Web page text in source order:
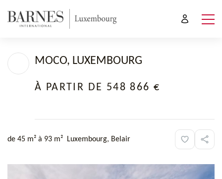
MOCO, LUXEMBOURG
À PARTIR DE 548 866 €
de 45 m² à 93 m² Luxembourg, Belair